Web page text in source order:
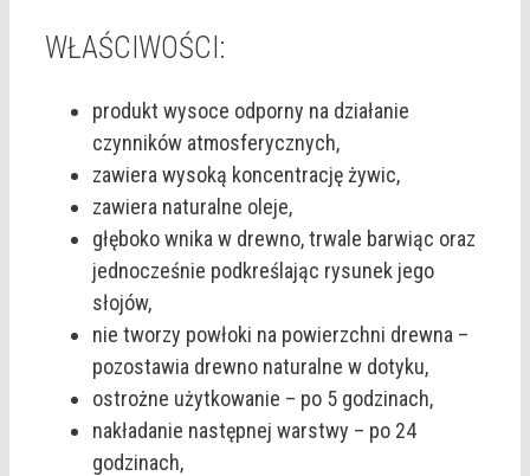
WŁAŚCIWOŚCI:
produkt wysoce odporny na działanie
czynników atmosferycznych,
zawiera wysoką koncentrację żywic,
zawiera naturalne oleje,
głęboko wnika w drewno, trwale barwiąc oraz
jednocześnie podkreślając rysunek jego
słojów,
nie tworzy powłoki na powierzchni drewna –
pozostawia drewno naturalne w dotyku,
ostrożne użytkowanie – po 5 godzinach,
nakładanie następnej warstwy – po 24
godzinach,